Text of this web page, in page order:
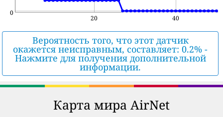
0
20 40
Вероятность того, что этот датчик
окажется неисправным, составляет: 0.2% -
Нажмите для получения дополнительной
информации.
Карта мира AirNet